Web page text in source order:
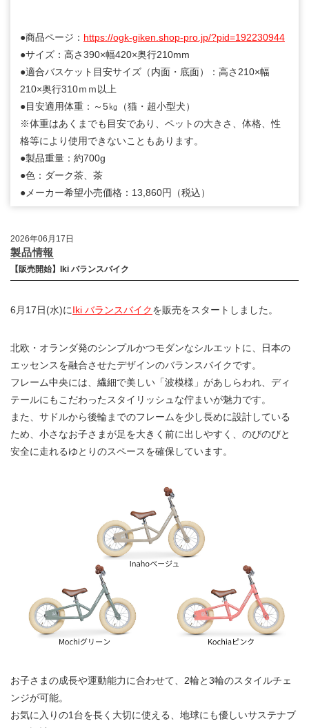
●商品ページ： https://ogk-giken.shop-pro.jp/?pid=192230944
●サイズ：高さ390×幅420×奥行210mm
●適合バスケット目安サイズ（内面・底面）：高さ210×幅
210×奥行310ｍｍ以上
●目安適用体重：～5㎏（猫・超小型犬）
※体重はあくまでも目安であり、ペットの大きさ、体格、性
格等により使用できないこともあります。
●製品重量：約700g
●色：ダーク茶、茶
●メーカー希望小売価格：13,860円（税込）
2026年06月17日
製品情報
【販売開始】Iki バランスバイク
6月17日(水)にIki バランスバイクを販売をスタートしました。
北欧・オランダ発のシンプルかつモダンなシルエットに、日本の
エッセンスを融合させたデザインのバランスバイクです。
フレーム中央には、繊細で美しい「波模様」があしらわれ、ディ
テールにもこだわったスタイリッシュな佇まいが魅力です。
また、サドルから後輪までのフレームを少し長めに設計している
ため、小さなお子さまが足を大きく前に出しやすく、のびのびと
安全に走れるゆとりのスペースを確保しています。
お子さまの成長や運動能力に合わせて、2輪と3輪のスタイルチェ
ンジが可能。
お気に入りの1台を長く大切に使える、地球にも優しいサステナブ